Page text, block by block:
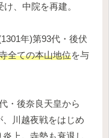
、中院を再建。
年)第93代・後伏
全ての本山地位を与
・後奈良天皇から
川越夜戦をはじめ
上。寺勢も衰退し